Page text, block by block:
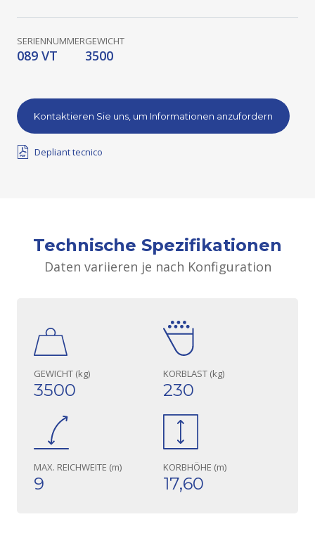
SERIENNUMMER
089 VT
GEWICHT
3500
Kontaktieren Sie uns, um Informationen anzufordern
Depliant tecnico
Technische Spezifikationen
Daten variieren je nach Konfiguration
GEWICHT (kg)
3500
KORBLAST (kg)
230
MAX. REICHWEITE (m)
9
KORBHÖHE (m)
17,60